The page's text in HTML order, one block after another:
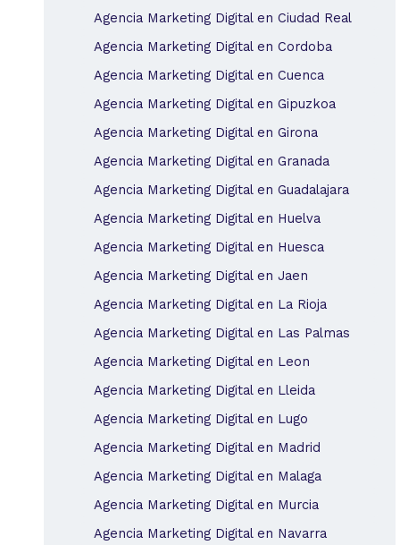
Agencia Marketing Digital en Ciudad Real
Agencia Marketing Digital en Cordoba
Agencia Marketing Digital en Cuenca
Agencia Marketing Digital en Gipuzkoa
Agencia Marketing Digital en Girona
Agencia Marketing Digital en Granada
Agencia Marketing Digital en Guadalajara
Agencia Marketing Digital en Huelva
Agencia Marketing Digital en Huesca
Agencia Marketing Digital en Jaen
Agencia Marketing Digital en La Rioja
Agencia Marketing Digital en Las Palmas
Agencia Marketing Digital en Leon
Agencia Marketing Digital en Lleida
Agencia Marketing Digital en Lugo
Agencia Marketing Digital en Madrid
Agencia Marketing Digital en Malaga
Agencia Marketing Digital en Murcia
Agencia Marketing Digital en Navarra